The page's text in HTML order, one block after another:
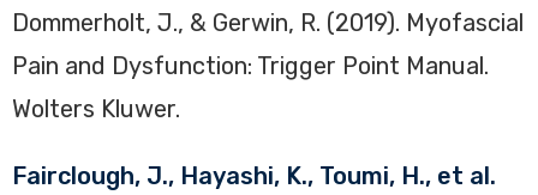
Dommerholt, J., & Gerwin, R. (2019). Myofascial
Pain and Dysfunction: Trigger Point Manual.
Wolters Kluwer.
Fairclough, J., Hayashi, K., Toumi, H., et al.